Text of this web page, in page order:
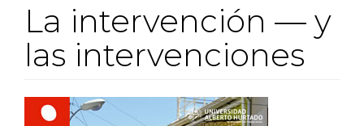
La intervención — y
las intervenciones